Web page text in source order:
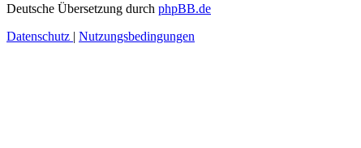
Deutsche Übersetzung durch phpBB.de
Datenschutz | Nutzungsbedingungen